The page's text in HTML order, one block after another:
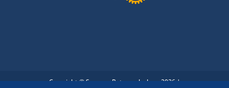
Copyright © Suomen Rotarypalvelu ry 2026 |